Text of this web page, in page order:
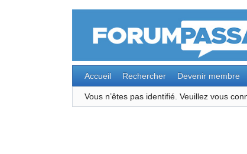
Accueil Rechercher Devenir membre
Vous n’êtes pas identifié. Veuillez vous